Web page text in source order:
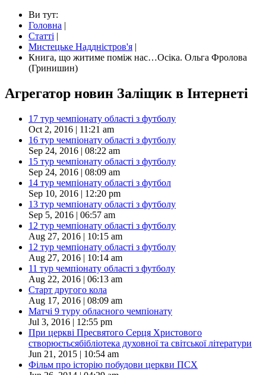
Ви тут:
Головна |
Статті |
Мистецьке Наддністров'я |
Книга, що житиме поміж нас…Осіка. Ольга Фролова
(Гринишин)
Агрегатор новин Заліщик в Інтернеті
17 тур чемпіонату області з футболу
Oct 2, 2016 | 11:21 am
16 тур чемпіонату області з футболу
Sep 24, 2016 | 08:22 am
15 тур чемпіонату області з футболу
Sep 24, 2016 | 08:09 am
14 тур чемпіонату області з футбол
Sep 10, 2016 | 12:20 pm
13 тур чемпіонату області з футболу
Sep 5, 2016 | 06:57 am
12 тур чемпіонату області з футболу
Aug 27, 2016 | 10:15 am
12 тур чемпіонату області з футболу
Aug 27, 2016 | 10:14 am
11 тур чемпіонату області з футболу
Aug 22, 2016 | 06:13 am
Старт другого кола
Aug 17, 2016 | 08:09 am
Матчі 9 туру обласного чемпіонату
Jul 3, 2016 | 12:55 pm
При церкві Пресвятого Серця Христового
створюєтьсябібліотека духовної та світської літератури
Jun 21, 2015 | 10:54 am
Фільм про історію побудови церкви ПСХ